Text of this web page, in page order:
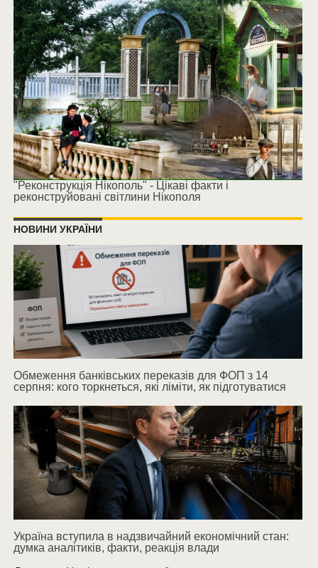
"Реконструкція Нікополь" - Цікаві факти і
реконструйовані світлини Нікополя
НОВИНИ УКРАЇНИ
Обмеження банківських переказів для ФОП з 14
серпня: кого торкнеться, які ліміти, як підготуватися
Україна вступила в надзвичайний економічний стан:
думка аналітиків, факти, реакція влади